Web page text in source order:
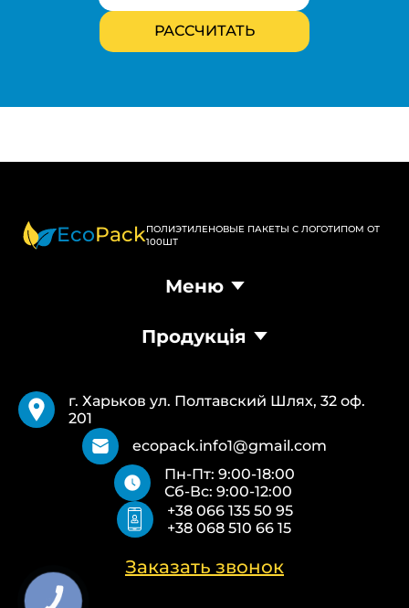
EcoPackПОЛИЭТИЛЕНОВЫЕ ПАКЕТЫ С ЛОГОТИПОМ ОТ
100ШТ
Заказать звонок
Меню
Продукция
Pantone
Возврат и обмен
О нас
Политика конфиденциальности
Продукція
Курьерские пакеты
Бумажные пакеты Белые
Бумажные пакеты Бурые
Пакеты Zip-Lock (Слайдер)
Пакети банан ПВХ
Скотч с логотипом
Упаковочные пакеты ПВД, ПНД
Еко сумки об’ємні
Еко сумки «Майка»
Еко сумки «Банан»
г. Харьков ул. Полтавский Шлях, 32 оф.
201
ecopack.info1@gmail.com
Пн-Пт: 9:00-18:00
Сб-Вс: 9:00-12:00
+38 066 135 50 95
+38 068 510 66 15
КНОПКА
ЗВ'ЯЗКУ